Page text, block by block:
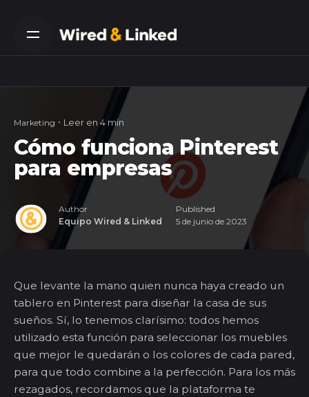
content
Marketing Leer en 4 min
Cómo funciona Pinterest
para empresas
Author
Equipo Wired & Linked
Published
5 de junio de 2023
Que levante la mano quien nunca haya creado un
tablero en Pinterest para diseñar la casa de sus
sueños. Sí, lo tenemos clarísimo: todos hemos
utilizado esta función para seleccionar los muebles
que mejor le quedarán o los colores de cada pared,
para que todo combine a la perfección. Para los más
rezagados, recordamos que la plataforma te